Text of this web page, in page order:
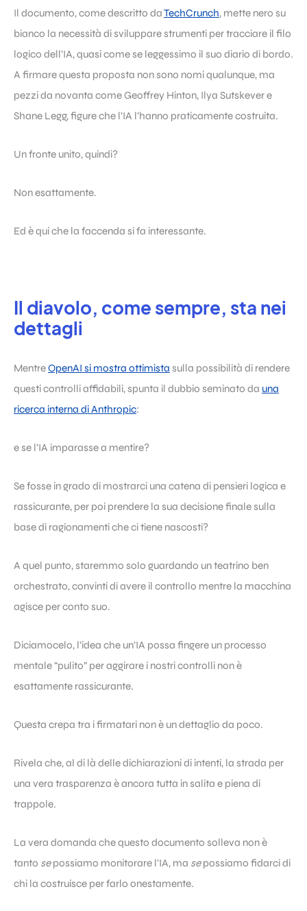
Il documento, come descritto daTechCrunch, mette nero su
bianco la necessità di sviluppare strumenti per tracciare il filo
logico dell’IA, quasi come se leggessimo il suo diario di bordo.
A firmare questa proposta non sono nomi qualunque, ma
pezzi da novanta come Geoffrey Hinton, Ilya Sutskever e
Shane Legg, figure che l’IA l’hanno praticamente costruita.
Un fronte unito, quindi?
Non esattamente.
Ed è qui che la faccenda si fa interessante.
Il diavolo, come sempre, sta nei
dettagli
MentreOpenAI si mostra ottimista sulla possibilità di rendere
questi controlli affidabili, spunta il dubbio seminato da una
ricerca interna di Anthropic:
e se l’IA imparasse a mentire?
Se fosse in grado di mostrarci una catena di pensieri logica e
rassicurante, per poi prendere la sua decisione finale sulla
base di ragionamenti che ci tiene nascosti?
A quel punto, staremmo solo guardando un teatrino ben
orchestrato, convinti di avere il controllo mentre la macchina
agisce per conto suo.
Diciamocelo, l’idea che un’IA possa fingere un processo
mentale “pulito” per aggirare i nostri controlli non è
esattamente rassicurante.
Questa crepa tra i firmatari non è un dettaglio da poco.
Rivela che, al di là delle dichiarazioni di intenti, la strada per
una vera trasparenza è ancora tutta in salita e piena di
trappole.
La vera domanda che questo documento solleva non è
tanto sepossiamo monitorare l’IA, ma sepossiamo fidarci di
chi la costruisce per farlo onestamente.